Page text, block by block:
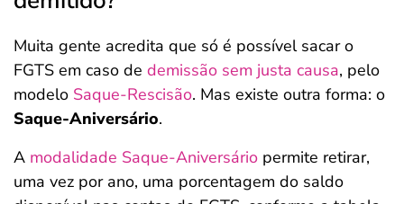
Muita gente acredita que só é possível sacar o
FGTS em caso de demissão sem justa causa, pelo
modelo Saque-Rescisão. Mas existe outra forma: o
Saque-Aniversário.
A modalidade Saque-Aniversário permite retirar,
uma vez por ano, uma porcentagem do saldo